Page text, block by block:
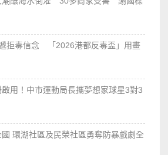
拒毒信念 「2026港都反毒盃」用畫
用！中市運動局長攜夢想家球星3對3
環湖社區及民榮社區勇奪防暴戲劇全